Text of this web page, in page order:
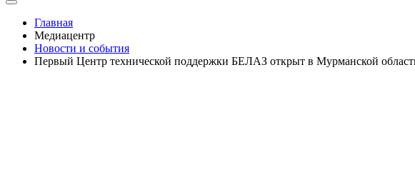
Главная
Медиацентр
Новости и события
Первый Центр технической поддержки БЕЛАЗ открыт в Мурманской